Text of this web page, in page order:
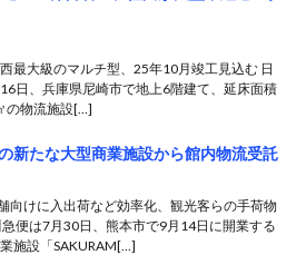
最大級のマルチ型、25年10月竣工見込む 日
日、兵庫県尼崎市で地上6階建て、延床面積
の物流施設[…]
新たな大型商業施設から館内物流受託
向けに入出荷など効率化、観光客らの手荷物
便は7月30日、熊本市で9月14日に開業する
施設「SAKURAM[…]